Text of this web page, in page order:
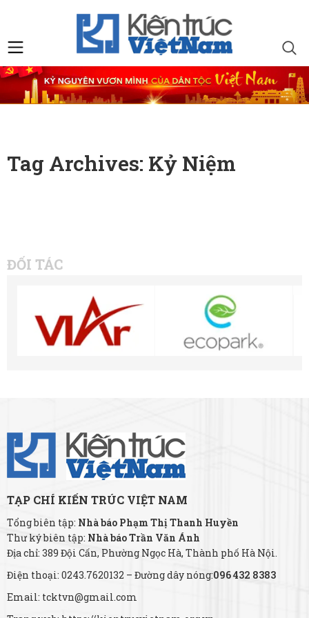
Tag Archives: Kỷ Niệm
ĐỐI TÁC
TẠP CHÍ KIẾN TRÚC VIỆT NAM
Tổng biên tập: Nhà báo Phạm Thị Thanh Huyền
Thư ký biên tập: Nhà báo Trần Văn Ánh
Địa chỉ: 389 Đội Cấn, Phường Ngọc Hà, Thành phố Hà Nội.
Điện thoại: 0243.7620132 – Đường dây nóng:096 432 8383
Email: tcktvn@gmail.com